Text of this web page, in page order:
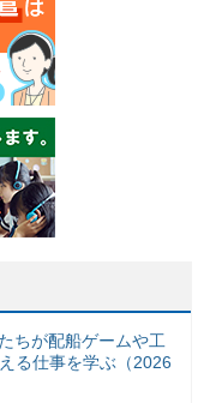
ちが配船ゲームや工
る仕事を学ぶ（2026